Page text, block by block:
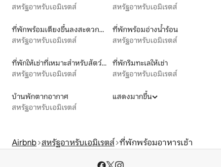
สหรัฐอาหรับเอมิเรตส์
สหรัฐอาหรับเอมิเรตส์
ที่พักพร้อมเตียงขึ้นลงสะดวกสำหรับผู้พิการ
สหรัฐอาหรับเอมิเรตส์
ที่พักพร้อมอ่างน้ำร้อน
สหรัฐอาหรับเอมิเรตส์
ที่พักให้เช่าที่เหมาะสำหรับสัตว์เลี้ยง
สหรัฐอาหรับเอมิเรตส์
ที่พักริมทะเลให้เช่า
สหรัฐอาหรับเอมิเรตส์
บ้านพักตากอากาศ
สหรัฐอาหรับเอมิเรตส์
แสดงมากขึ้น
Airbnb สหรัฐอาหรับเอมิเรตส์ ที่พักพร้อมอาหารเช้า